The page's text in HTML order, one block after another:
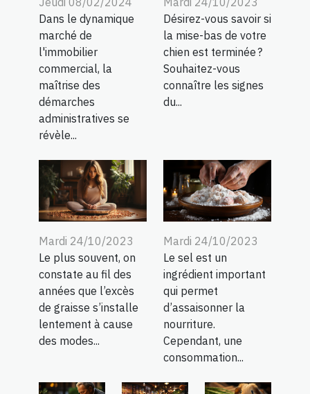
Dans le dynamique
marché de
l'immobilier
commercial, la
maîtrise des
démarches
administratives se
révèle...
Désirez-vous savoir si
la mise-bas de votre
chien est terminée ?
Souhaitez-vous
connaître les signes
du...
Mardi 24/10/2023
Le plus souvent, on
constate au fil des
années que l’excès
de graisse s’installe
lentement à cause
des modes...
Mardi 24/10/2023
Le sel est un
ingrédient important
qui permet
d’assaisonner la
nourriture.
Cependant, une
consommation...